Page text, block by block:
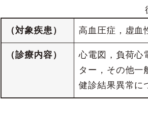
（対象疾患） 高血圧症，虚血
（診療内容）
心電図，負荷心
ター，その他一
健診結果異常に